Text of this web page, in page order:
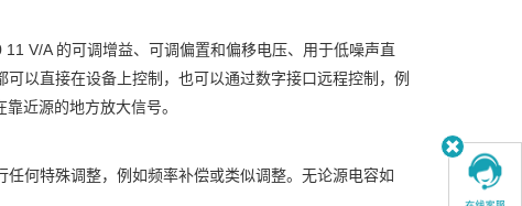
V/A 的可调增益、可调偏置和偏移电压、用于低噪声直
以直接在设备上控制，也可以通过数字接口远程控制，例
近源的地方放大信号。
何特殊调整，例如频率补偿或类似调整。无论源电容如